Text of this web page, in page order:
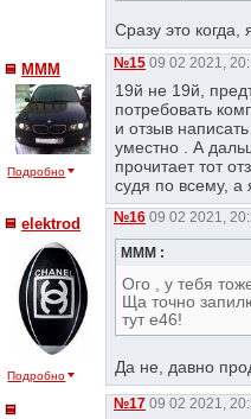
Сразу это когда,
МММ
Подробно
№15 09 02 2021,
19й не 19й,
потребовать
и отзыв
уместно . А
прочитает тот
судя по всему, а
elektrod
Подробно
№16 09 02 2021,
МММ :
Ого , у тебя
Ща точно
тут е46!
Да не, давно
№17 09 02 2021,